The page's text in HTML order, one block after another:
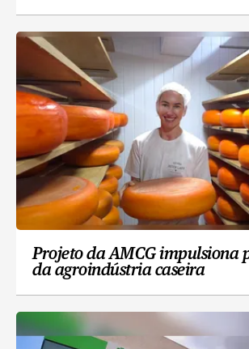
Projeto da AMCG impulsiona
da agroindústria caseira